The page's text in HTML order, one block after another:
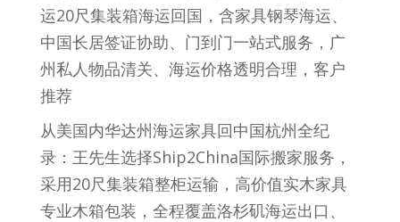
运20尺集装箱海运回国，含家具钢琴海运、
中国长居签证协助、门到门一站式服务，广
州私人物品清关、海运价格透明合理，客户
推荐
从美国内华达州海运家具回中国杭州全纪
录：王先生选择Ship2China国际搬家服务，
采用20尺集装箱整柜运输，高价值实木家具
专业木箱包装，全程覆盖洛杉矶海运出口、